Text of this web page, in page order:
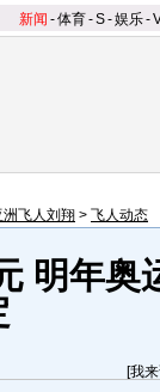
新闻 -体育-S-娱乐-
洲飞人刘翔 > 飞人动态
明年奥
[我